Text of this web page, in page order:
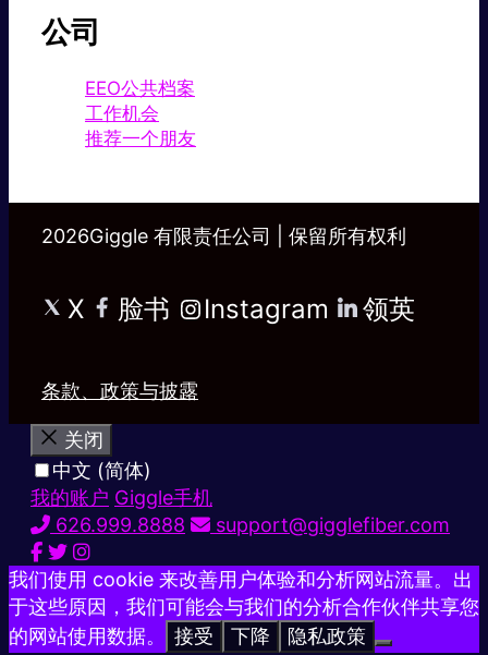
公司
EEO公共档案
工作机会
推荐一个朋友
2026Giggle 有限责任公司 | 保留所有权利
X 脸书 Instagram 领英
条款、政策与披露
关闭
中文 (简体)
我的账户 Giggle手机
626.999.8888
support@gigglefiber.com
我们使用 cookie 来改善用户体验和分析网站流量。出
于这些原因，我们可能会与我们的分析合作伙伴共享您
的网站使用数据。
接受 下降 隐私政策